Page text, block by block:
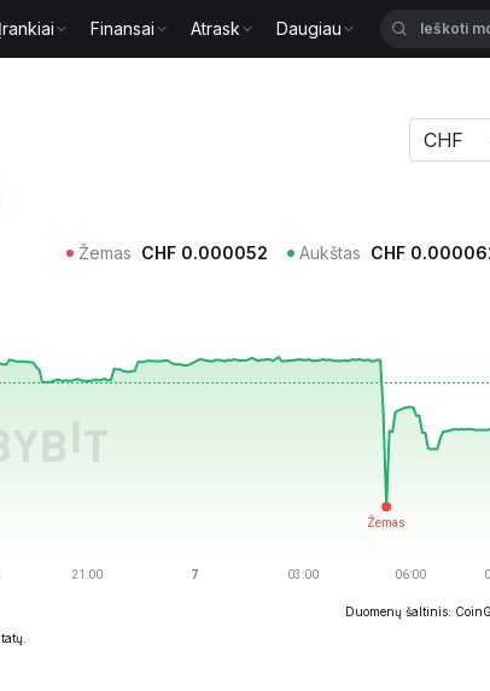
Įrankiai Finansai Atrask Daugiau
CHF
Žemas CHF 0.000052 Aukštas CHF
Duomenų šaltinis: